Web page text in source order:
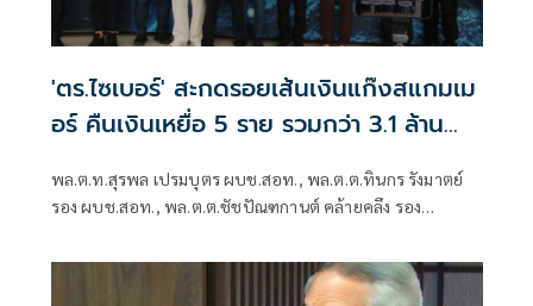
'ตร.ไซเบอร์' สะกดรอยเส้นเงินแก๊งสแกมเม
อร์ คืนเงินเหยื่อ 5 ราย รวมกว่า 3.1 ล้าน
พล.ต.ท.สุรพล เปรมบุตร ผบช.สอท., พล.ต.ต.ทินกร รังมาตย์
รอง ผบช.สอท., พล.ต.ต.ชัชปัณฑกานต์ คล้ายคลึง รอง